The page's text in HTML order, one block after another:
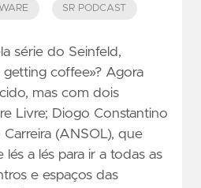
SR PODCAST
série do Seinfeld,
getting coffee»? Agora
mas com dois
Livre; Diogo Constantino
(ANSOL), que
a lés para ir a todas as
e espaços das